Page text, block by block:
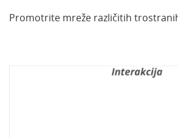
Promotrite mreže različitih